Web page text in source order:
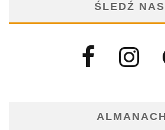
ŚLEDŹ
ALMANACH